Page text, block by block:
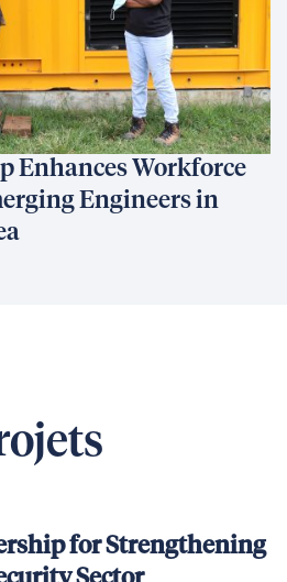
Enhances Workforce
Engineers in
for Strengthening